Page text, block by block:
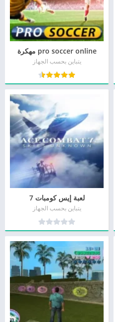
pro soccer online مهكرة
يتباين بحسب الجهاز
لعبة إيس كومبات 7
يتباين بحسب الجهاز